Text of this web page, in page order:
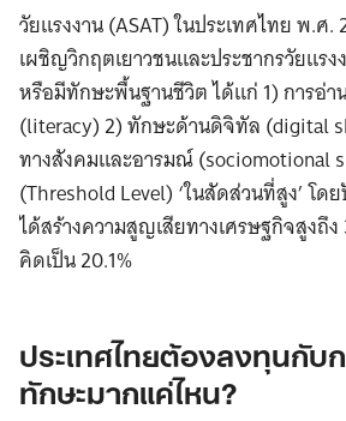
วัยแรงงาน (ASAT) ในประเทศไทย พ.ศ
เผชิญวิกฤตเยาวชนและประชากรวัยแร
หรือมีทักษะพื้นฐานชีวิต ได้แก่ 1) การอ่า
(literacy) 2) ทักษะด้านดิจิทัล (digital
ทางสังคมและอารมณ์
(Threshold Level) ‘ในสัดส่วนที่สูง’ โ
ได้สร้างความสูญเสียทางเศรษฐกิจสูงถึ
คิดเป็น 20.1%
ประเทศไทยต้องลงทุนกับ
ทักษะมากแค่ไหน?